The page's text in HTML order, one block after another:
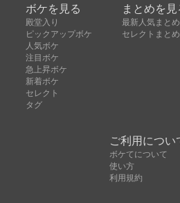
ボケを見る
殿堂入り
ピックアップボケ
人気ボケ
注目ボケ
急上昇ボケ
新着ボケ
セレクト
タグ
まとめを見
最新人気まとめ
セレクトまとめ
ご利用につい
ボケてについて
使い方
利用規約